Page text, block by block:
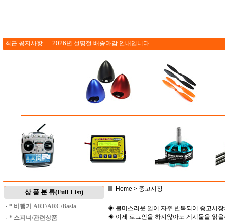
최근 공지사항 : 2026년 설명절 배송마감 안내입니다.
상 품 분 류(Full List)
· * 비행기 ARF/ARC/Basla
· * 스피너/관련상품
Home > 중고시장
◈ 불미스러운 일이 자주 반복되어 중고시
◈ 이제 로그인을 하지않아도 게시물을 읽